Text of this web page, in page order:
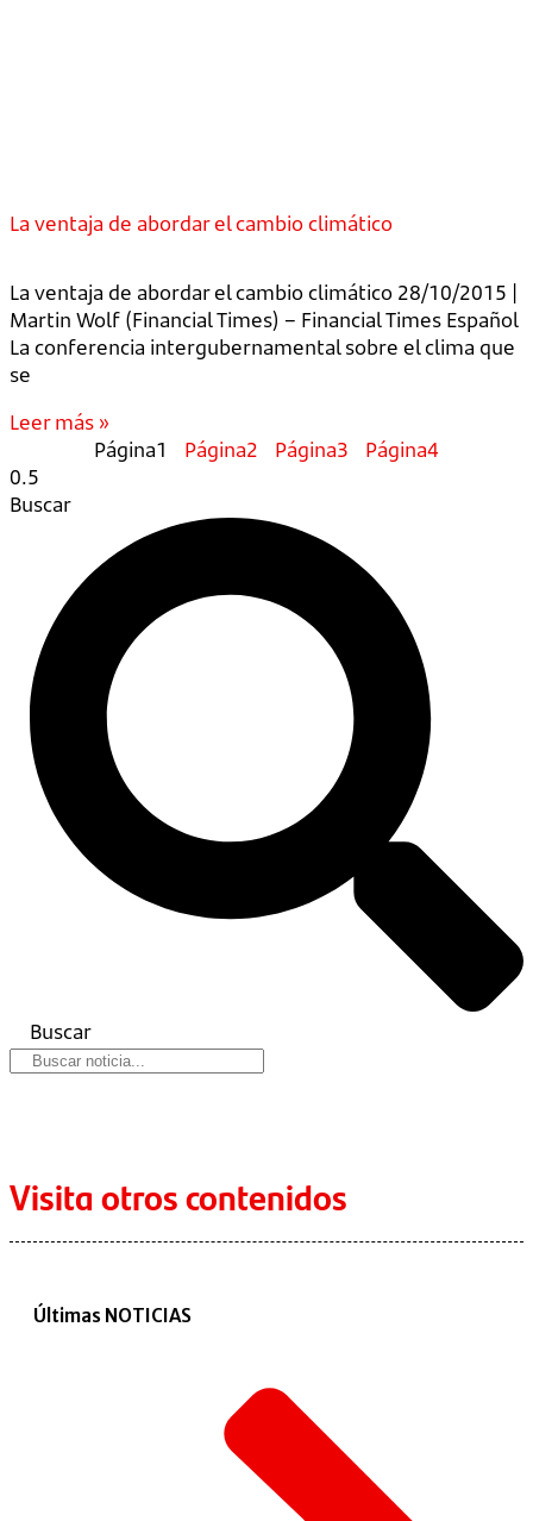
La ventaja de abordar el cambio climático
La ventaja de abordar el cambio climático 28/10/2015 |
Martin Wolf (Financial Times) – Financial Times Español
La conferencia intergubernamental sobre el clima que
se
Leer más »
Página1 Página2 Página3 Página4
Buscar
Buscar
Visita otros contenidos
Últimas NOTICIAS